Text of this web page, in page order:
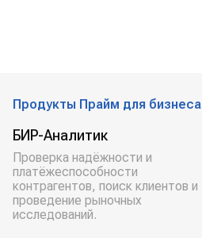
Продукты Прайм для бизнеса
БИР-Аналитик
Проверка надёжности и
платёжеспособности
контрагентов, поиск клиентов и
проведение рыночных
исследований.